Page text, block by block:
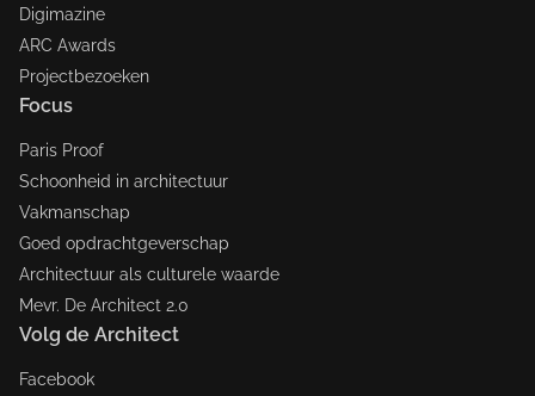
Digimazine
ARC Awards
Projectbezoeken
Focus
Paris Proof
Schoonheid in architectuur
Vakmanschap
Goed opdrachtgeverschap
Architectuur als culturele waarde
Mevr. De Architect 2.0
Volg de Architect
Facebook